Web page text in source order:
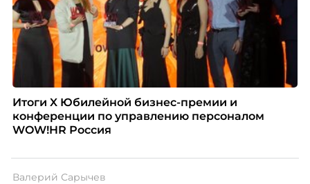
Итоги X Юбилейной бизнес-премии и
конференции по управлению персоналом
WOW!HR Россия
Валерий Сарычев